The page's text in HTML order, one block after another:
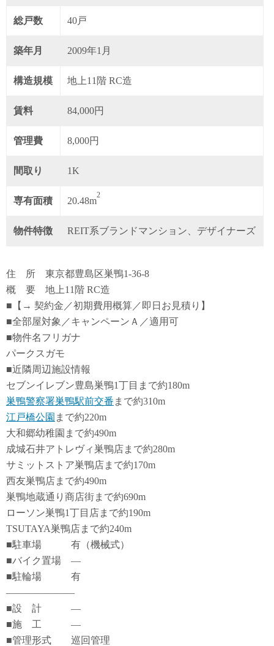
総戸数 40戸
築年月 2009年1月
構造規模 地上11階 RC造
賃料 84,000円
管理費 8,000円
間取り 1K
専有面積 20.48m
2
物件特徴 REIT系ブランドマンション、デザイナーズ
住 所 東京都豊島区巣鴨1-36-8
概 要 地上11階 RC造
■【→ 契約金／初期費用概算／即日お見積り】
■全部屋対象／キャンペーンＡ／適用可
■物件名フリガナ
パークスガモ
■近隣周辺施設情報
セブンイレブン豊島巣鴨1丁目まで約180m
巣鴨警察署巣鴨駅前交番 まで約310m
江戸橋公園 まで約220m
大和郷幼稚園まで約490m
成城石井アトレヴィ巣鴨店まで約280m
サミットストア巣鴨店まで約170m
西友巣鴨店まで約490m
巣鴨地蔵通り商店街まで約690m
ローソン巣鴨1丁目店まで約190m
TSUTAYA巣鴨店まで約240m
■駐車場 有（機械式）
■バイク置場 ―
■駐輪場 有
―――――――
■設 計 ―
■施 工 ―
■管理形式 巡回管理